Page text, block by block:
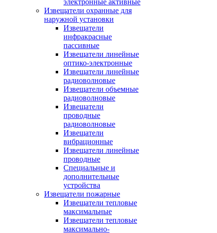
электронные активные
Извещатели охранные для
наружной установки
Извещатели
инфракрасные
пассивные
Извещатели линейные
оптико-электронные
Извещатели линейные
радиоволновые
Извещатели объемные
радиоволновые
Извещатели
проводные
радиоволновые
Извещатели
вибрационные
Извещатели линейные
проводные
Специальные и
дополнительные
устройства
Извещатели пожарные
Извещатели тепловые
максимальные
Извещатели тепловые
максимально-